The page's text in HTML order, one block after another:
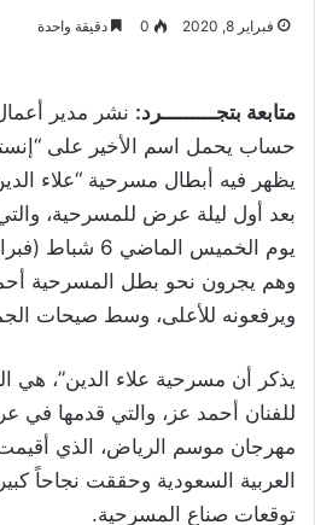
فبراير 8, 2020 0 دقيقة واحدة
متابعة بتجـــــــــرد: نشر مدير
حساب يحمل اسم الأخير على
يظهر فيه أبطال مسرحية “علاء
بعد أول ليلة عرض للمسرحية،
يوم الخميس
وهم يجرون نحو بطل المسرحية
ويرفعونه للأعلى، وسط صيحات
يذكر أن مسرحية علاء الدين”، هي
للفنان أحمد عز، والتي قدمها في
مهرجان موسم الرياض، الذي أقيمت
العربية السعودية وحققت نجاحاً
توقعات صناع المسرحية.